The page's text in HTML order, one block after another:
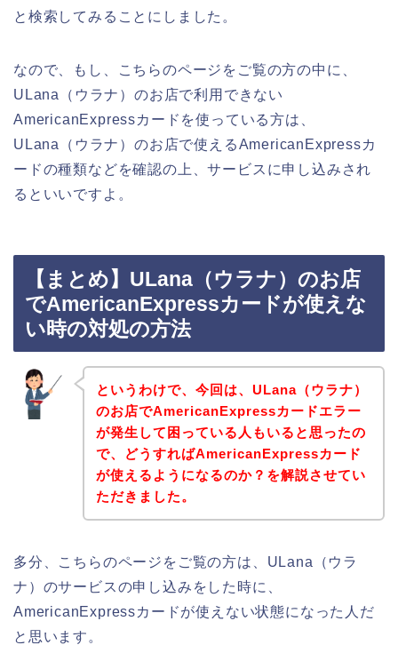
と検索してみることにしました。
なので、もし、こちらのページをご覧の方の中に、
ULana（ウラナ）のお店で利用できない
AmericanExpressカードを使っている方は、
ULana（ウラナ）のお店で使えるAmericanExpressカ
ードの種類などを確認の上、サービスに申し込みされ
るといいですよ。
【まとめ】ULana（ウラナ）のお店
でAmericanExpressカードが使えな
い時の対処の方法
というわけで、今回は、ULana（ウラナ）
のお店でAmericanExpressカードエラー
が発生して困っている人もいると思ったの
で、どうすればAmericanExpressカード
が使えるようになるのか？を解説させてい
ただきました。
多分、こちらのページをご覧の方は、ULana（ウラ
ナ）のサービスの申し込みをした時に、
AmericanExpressカードが使えない状態になった人だ
と思います。